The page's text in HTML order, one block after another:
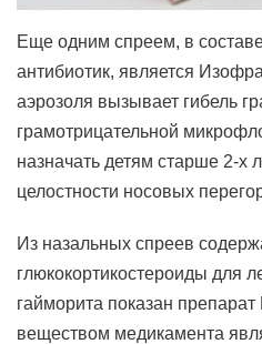
Еще одним спреем, в составе
антибиотик, является
аэрозоля вызывает гибель
грамотрицательной
назначать детям старше 2-х
целостности носовых
Из назальных спреев
глюкокортикостероиды для
гайморита показан
веществом медикамента